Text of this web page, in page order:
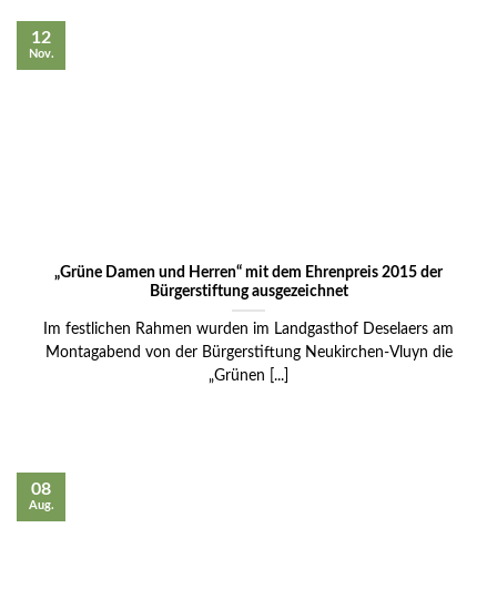
„Grüne Damen und Herren“ mit dem Ehrenpreis 2015 der
Bürgerstiftung ausgezeichnet
Im festlichen Rahmen wurden im Landgasthof Deselaers am
Montagabend von der Bürgerstiftung Neukirchen-Vluyn die
„Grünen [...]
12
Nov.
08
Aug.